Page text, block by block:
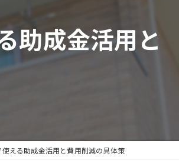
防水助成金活用と
える助成金活用と費用削減の具体策